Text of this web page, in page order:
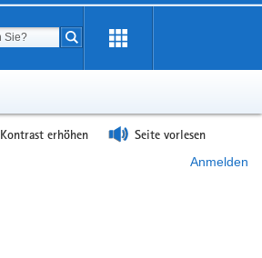
Suchbegriff
Suche starten
Kontrast erhöhen Seite vorlesen
Anmelden